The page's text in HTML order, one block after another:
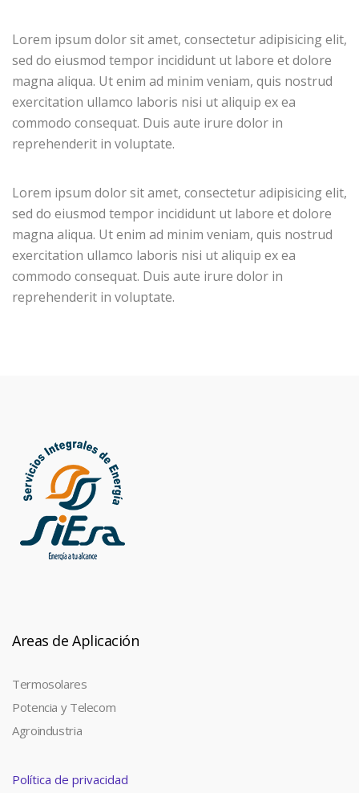
Lorem ipsum dolor sit amet, consectetur adipisicing elit,
sed do eiusmod tempor incididunt ut labore et dolore
magna aliqua. Ut enim ad minim veniam, quis nostrud
exercitation ullamco laboris nisi ut aliquip ex ea
commodo consequat. Duis aute irure dolor in
reprehenderit in voluptate.
Lorem ipsum dolor sit amet, consectetur adipisicing elit,
sed do eiusmod tempor incididunt ut labore et dolore
magna aliqua. Ut enim ad minim veniam, quis nostrud
exercitation ullamco laboris nisi ut aliquip ex ea
commodo consequat. Duis aute irure dolor in
reprehenderit in voluptate.
Areas de Aplicación
Termosolares
Potencia y Telecom
Agroindustria
Política de privacidad